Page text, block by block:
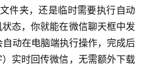
件夹，还是临时需要执行自动
态，你就能在微信聊天框中发
动在电脑端执行操作，完成后
实时回传微信，无需额外下载